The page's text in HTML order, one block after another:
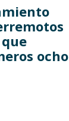
ocho